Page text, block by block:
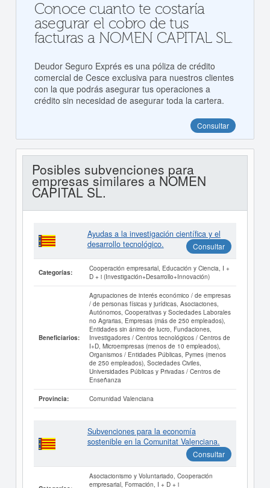
Conoce cuanto te costaría
asegurar el cobro de tus
facturas a NOMEN CAPITAL SL.
Deudor Seguro Exprés es una póliza de crédito
comercial de Cesce exclusiva para nuestros clientes
con la que podrás asegurar tus operaciones a
crédito sin necesidad de asegurar toda la cartera.
Consultar
Posibles subvenciones para
empresas similares a NOMEN
CAPITAL SL.
Ayudas a la investigación científica y el
desarrollo tecnológico.
Consultar
Categorías:
Cooperación empresarial, Educación y Ciencia, I +
D + i (Investigación+Desarrollo+Innovación)
Beneficiarios:
Agrupaciones de interés económico / de empresas
/ de personas físicas y jurídicas, Asociaciones,
Autónomos, Cooperativas y Sociedades Laborales
no Agrarias, Empresas (más de 250 empleados),
Entidades sin ánimo de lucro, Fundaciones,
Investigadores / Centros tecnológicos / Centros de
I+D, Microempresas (menos de 10 empleados),
Organismos / Entidades Públicas, Pymes (menos
de 250 empleados), Sociedades Civiles,
Universidades Públicas y Privadas / Centros de
Enseñanza
Provincia: Comunidad Valenciana
Subvenciones para la economía
sostenible en la Comunitat Valenciana.
Consultar
Asociacionismo y Voluntariado, Cooperación
empresarial, Formación, I + D + i